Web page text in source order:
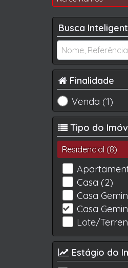
Busca
Finalidade
Venda (1)
Tipo do
Residencial (8)
Casa (2)
Lote/
Estágio do